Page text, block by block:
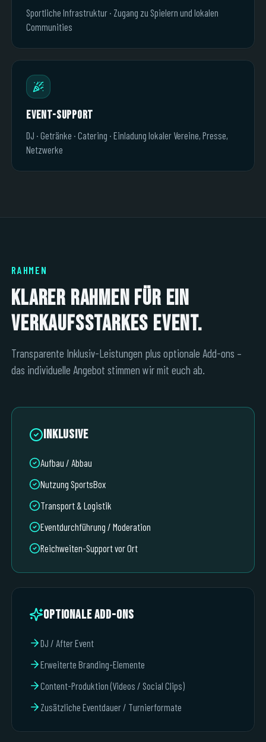
Sportliche Infrastruktur · Zugang zu Spielern und lokalen
Communities
Event-Support
DJ · Getränke · Catering · Einladung lokaler Vereine, Presse,
Netzwerke
RAHMEN
Klarer Rahmen für ein
verkaufsstarkes Event.
Transparente Inklusiv-Leistungen plus optionale Add-ons –
das individuelle Angebot stimmen wir mit euch ab.
Inklusive
Aufbau / Abbau
Nutzung SportsBox
Transport & Logistik
Eventdurchführung / Moderation
Reichweiten-Support vor Ort
Optionale Add-ons
DJ / After Event
Erweiterte Branding-Elemente
Content-Produktion (Videos / Social Clips)
Zusätzliche Eventdauer / Turnierformate